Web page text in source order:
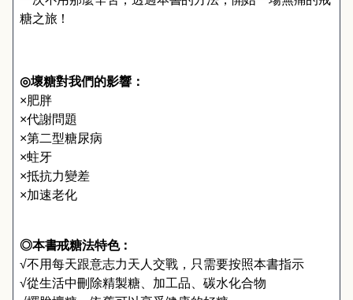
糖之旅！
◎壞糖對我們的影響：
×肥胖
×代謝問題
×第二型糖尿病
×蛀牙
×抵抗力變差
×加速老化
◎本書戒糖法特色：
√不用每天跟意志力天人交戰，只需要按照本書指示
√從生活中刪除精製糖、加工品、碳水化合物